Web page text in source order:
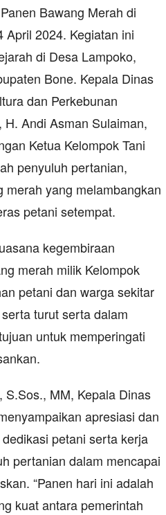
Bawang Merah di
April 2024. Kegiatan ini
di Desa Lampoko,
Bone. Kepala Dinas
dan Perkebunan
Andi Asman Sulaiman,
Ketua Kelompok Tani
penyuluh pertanian,
merah yang melambangkan
petani setempat.
kegembiraan
merah milik Kelompok
petani dan warga sekitar
turut serta dalam
untuk memperingati
MM, Kepala Dinas
apresiasi dan
petani serta kerja
pertanian dalam mencapai
“Panen hari ini adalah
kuat antara pemerintah